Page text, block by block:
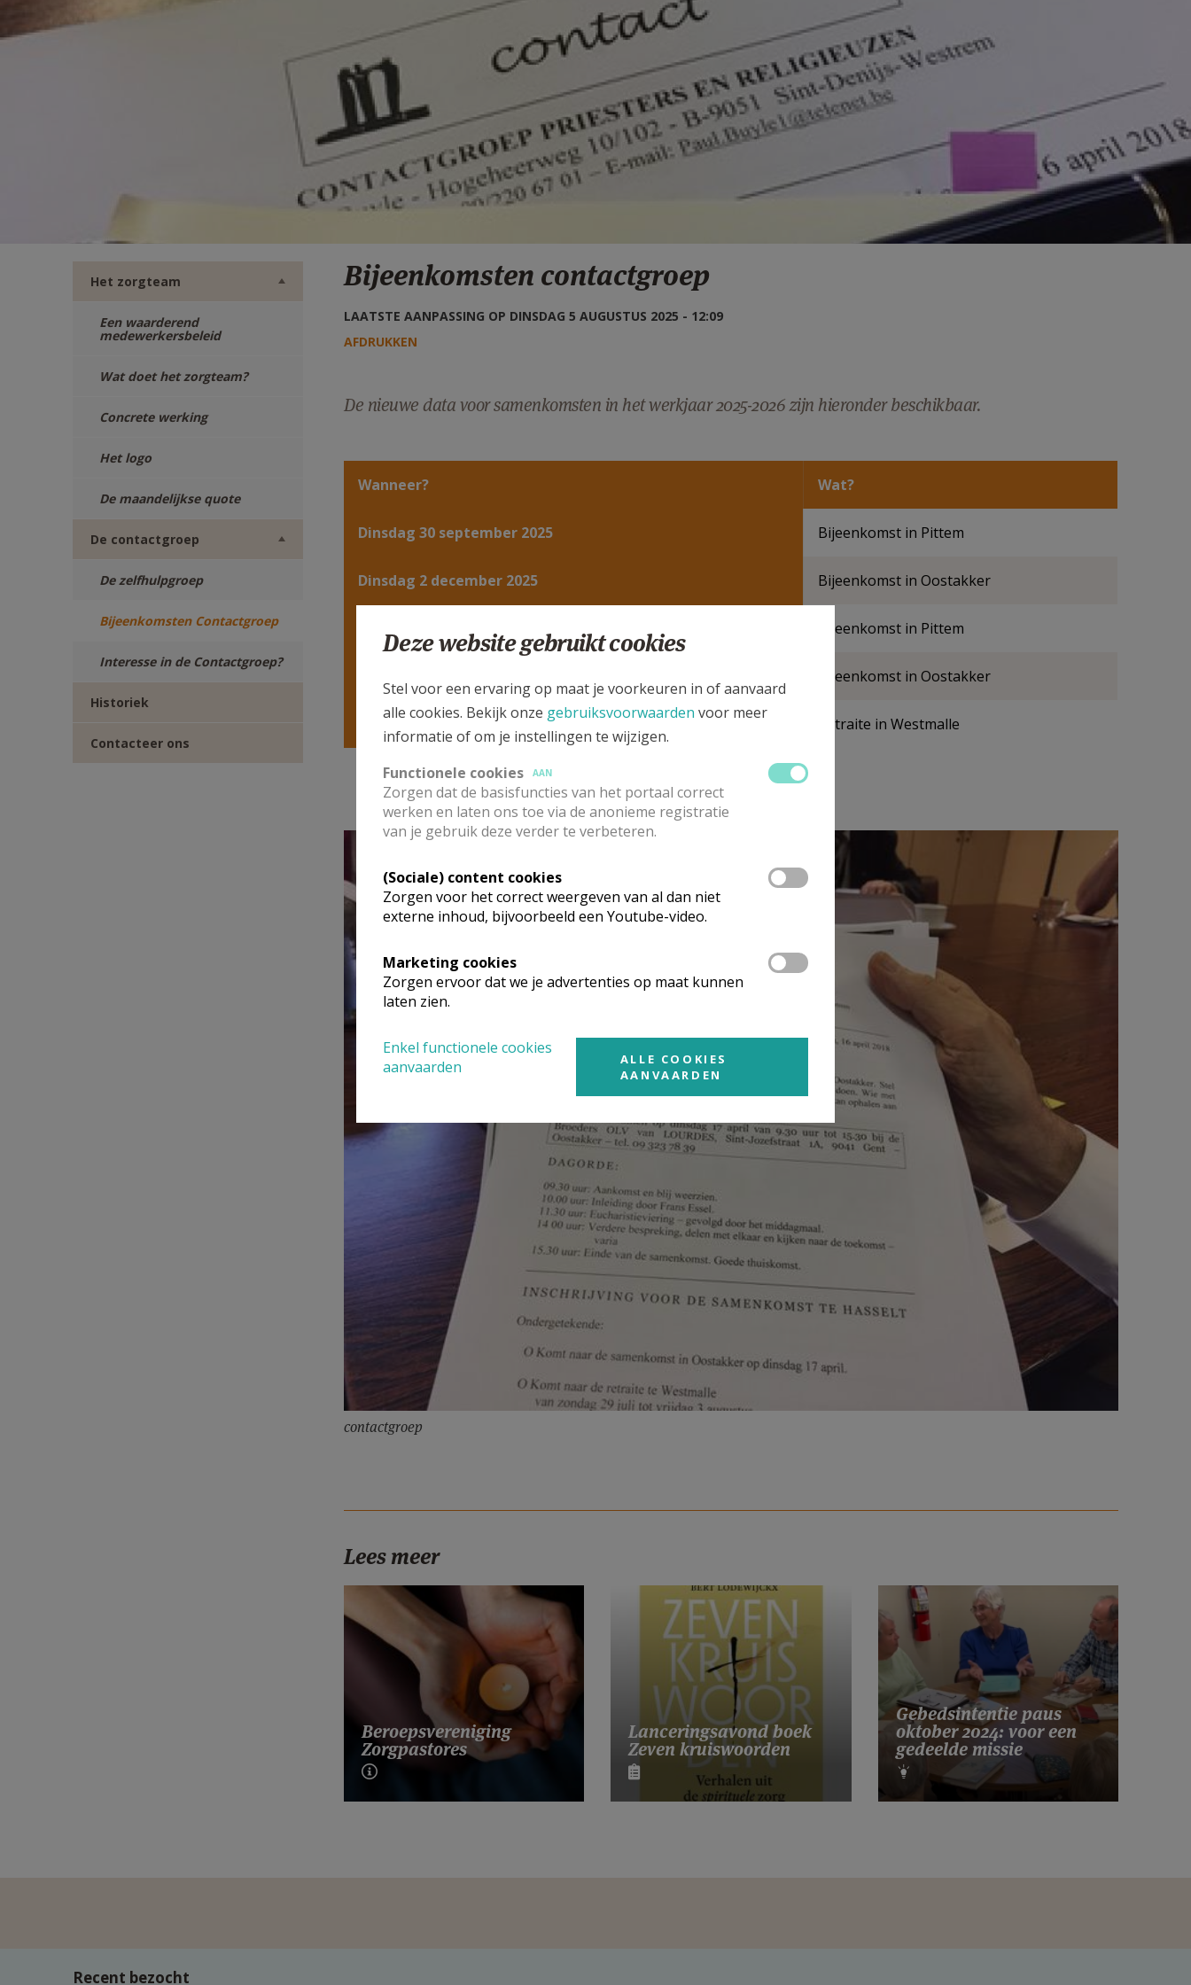
Het zorgteam
Een waarderend
medewerkersbeleid
Wat doet het zorgteam?
Concrete werking
Het logo
De maandelijkse quote
De contactgroep
De zelfhulpgroep
Bijeenkomsten Contactgroep
Interesse in de Contactgroep?
Historiek
Contacteer ons
Bijeenkomsten contactgroep
LAATSTE AANPASSING OP DINSDAG 5 AUGUSTUS 2025 - 12:09
AFDRUKKEN
De nieuwe data voor samenkomsten in het werkjaar 2025-2026 zijn hieronder beschikbaar.
Wanneer? Wat?
Dinsdag 30 september 2025 Bijeenkomst in Pittem
Dinsdag 2 december 2025 Bijeenkomst in Oostakker
Bijeenkomst in Pittem
Bijeenkomst in Oostakker
Zondag 26 juli t/m vrijdag 31 juli 2026 Retraite in Westmalle
contactgroep
Lees meer
Beroepsvereniging
Zorgpastores
Lanceringsavond boek
Zeven kruiswoorden
Gebedsintentie paus
oktober 2024: voor een
gedeelde missie
Recent bezocht
Deze website gebruikt cookies
Stel voor een ervaring op maat je voorkeuren in of aanvaard
alle cookies. Bekijk onze gebruiksvoorwaarden voor meer
informatie of om je instellingen te wijzigen.
Functionele cookies
AAN
Zorgen dat de basisfuncties van het portaal correct
werken en laten ons toe via de anonieme registratie
van je gebruik deze verder te verbeteren.
(Sociale) content cookies
Zorgen voor het correct weergeven van al dan niet
externe inhoud, bijvoorbeeld een Youtube-video.
Marketing cookies
Zorgen ervoor dat we je advertenties op maat kunnen
laten zien.
Enkel functionele cookies
aanvaarden
ALLE COOKIES
AANVAARDEN